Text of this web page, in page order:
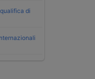
di